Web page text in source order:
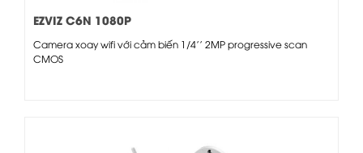
EZVIZ C6N 1080P
Camera xoay wifi với cảm biến 1/4'' 2MP progressive scan
CMOS